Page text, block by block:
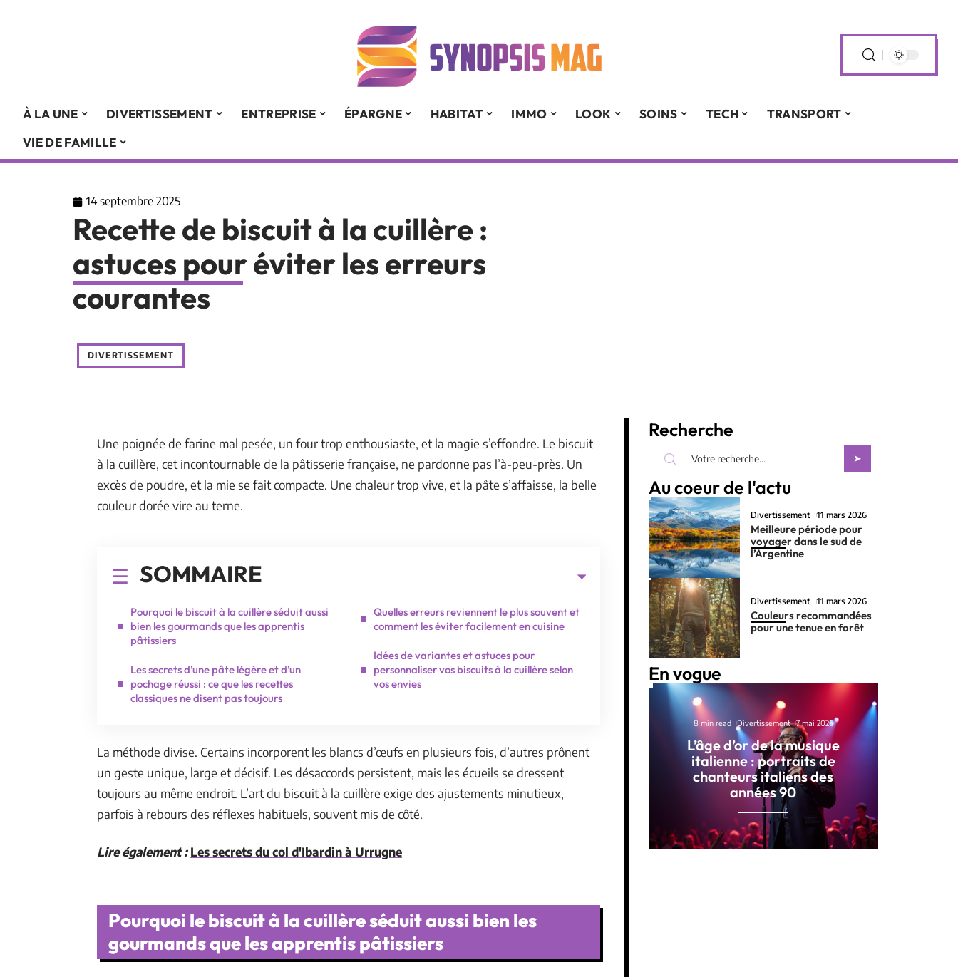
À LA UNE DIVERTISSEMENT ENTREPRISE ÉPARGNE HABITAT IMMO LOOK SOINS TECH
TRANSPORT
VIE DE FAMILLE
14 septembre 2025
Recette de biscuit à la cuillère :
astuces pour éviter les erreurs
courantes
DIVERTISSEMENT
Une poignée de farine mal pesée, un four trop enthousiaste, et la magie s’effondre. Le biscuit
à la cuillère, cet incontournable de la pâtisserie française, ne pardonne pas l’à-peu-près. Un
excès de poudre, et la mie se fait compacte. Une chaleur trop vive, et la pâte s’affaisse, la belle
couleur dorée vire au terne.
SOMMAIRE
Pourquoi le biscuit à la cuillère séduit aussi
bien les gourmands que les apprentis
pâtissiers
Les secrets d’une pâte légère et d’un
pochage réussi : ce que les recettes
classiques ne disent pas toujours
Quelles erreurs reviennent le plus souvent et
comment les éviter facilement en cuisine
Idées de variantes et astuces pour
personnaliser vos biscuits à la cuillère selon
vos envies
La méthode divise. Certains incorporent les blancs d’œufs en plusieurs fois, d’autres prônent
un geste unique, large et décisif. Les désaccords persistent, mais les écueils se dressent
toujours au même endroit. L’art du biscuit à la cuillère exige des ajustements minutieux,
parfois à rebours des réflexes habituels, souvent mis de côté.
Lire également : Les secrets du col d'Ibardin à Urrugne
Pourquoi le biscuit à la cuillère séduit aussi bien les
gourmands que les apprentis pâtissiers
Recherche
Au coeur de l'actu
Divertissement 11 mars 2026
Meilleure période pour
voyager dans le sud de
l’Argentine
Divertissement 11 mars 2026
Couleurs recommandées
pour une tenue en forêt
En vogue
8 min read Divertissement 7 mai 2026
L’âge d’or de la musique
italienne : portraits de
chanteurs italiens des
années 90